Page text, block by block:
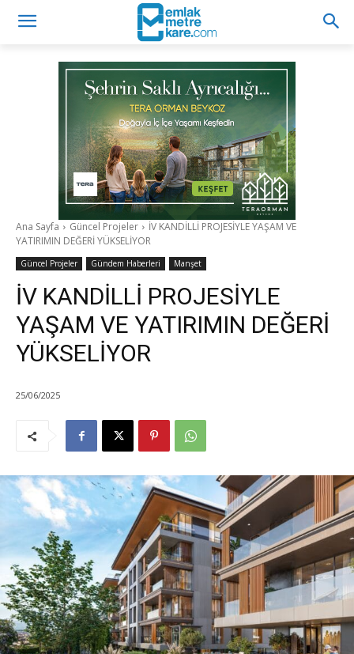
Ana Sayfa Güncel Projeler
İV KANDİLLİ PROJESİYLE YAŞAM VE
YATIRIMIN DEĞERİ YÜKSELİYOR
Güncel Projeler Gündem Haberleri Manşet
İV KANDİLLİ PROJESİYLE
YAŞAM VE YATIRIMIN DEĞERİ
YÜKSELİYOR
25/06/2025